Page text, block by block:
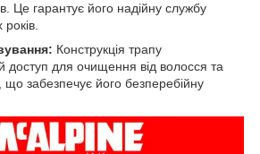
Це гарантує його надійну службу
Конструкція трапу
доступ для очищення від волосся та
що забезпечує його безперебійну